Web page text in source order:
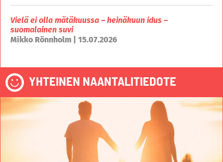
Vielä ei olla mätäkuussa – heinäkuun idus –
suomalainen suvi
Mikko Rönnholm | 15.07.2026
YHTEINEN NAANTALITIEDOTE